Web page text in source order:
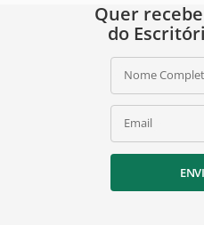
Quer
do
Nome
Email